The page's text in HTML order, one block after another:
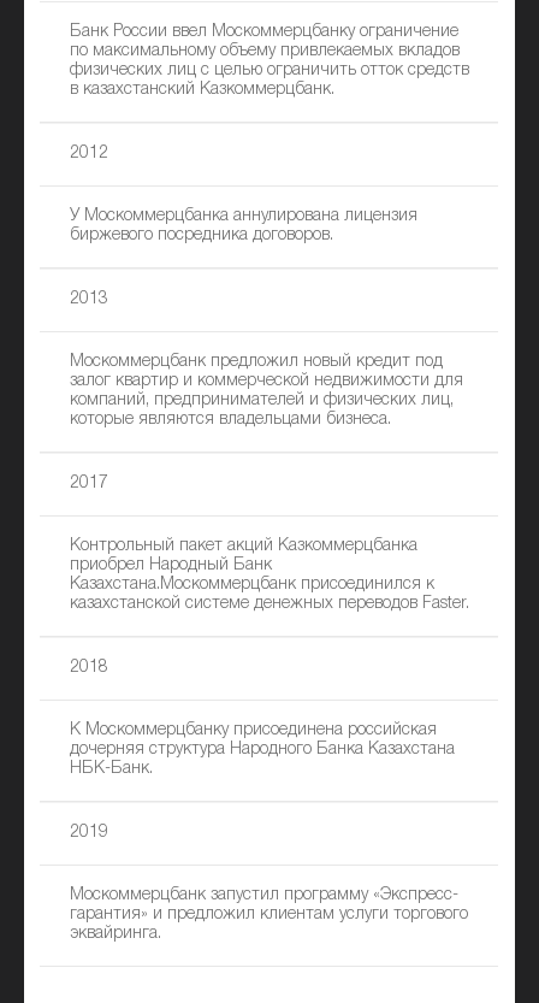
Банк России ввел Москоммерцбанку ограничение
по максимальному объему привлекаемых вкладов
физических лиц с целью ограничить отток средств
в казахстанский Казкоммерцбанк.
2012
У Москоммерцбанка аннулирована лицензия
биржевого посредника договоров.
2013
Москоммерцбанк предложил новый кредит под
залог квартир и коммерческой недвижимости для
компаний, предпринимателей и физических лиц,
которые являются владельцами бизнеса.
2017
Контрольный пакет акций Казкоммерцбанка
приобрел Народный Банк
Казахстана.Москоммерцбанк присоединился к
казахстанской системе денежных переводов Faster.
2018
К Москоммерцбанку присоединена российская
дочерняя структура Народного Банка Казахстана
НБК-Банк.
2019
Москоммерцбанк запустил программу «Экспресс-
гарантия» и предложил клиентам услуги торгового
эквайринга.